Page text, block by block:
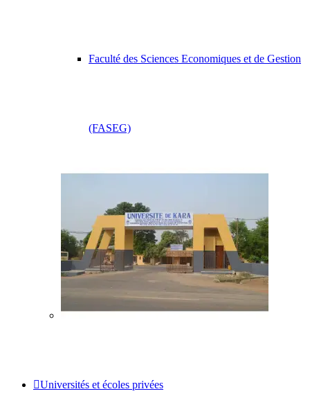
Faculté des Sciences Economiques et de Gestion
(FASEG)
Universités et écoles privées